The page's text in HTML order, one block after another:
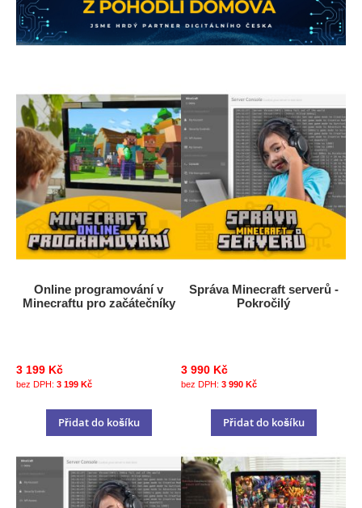
Online programování v
Minecraftu pro začátečníky
3 199 Kč
3 199 Kč
Přidat do košíku
Správa Minecraft serverů -
Pokročilý
3 990 Kč
3 990 Kč
Přidat do košíku